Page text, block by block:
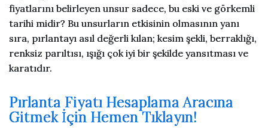
fiyatlarını belirleyen unsur sadece, bu eski ve görkemli
tarihi midir? Bu unsurların etkisinin olmasının yanı
sıra, pırlantayı asıl değerli kılan; kesim şekli, berraklığı,
renksiz parıltısı, ışığı çok iyi bir şekilde yansıtması ve
karatıdır.
Pırlanta Fiyatı Hesaplama Aracına
Gitmek İçin Hemen Tıklayın!